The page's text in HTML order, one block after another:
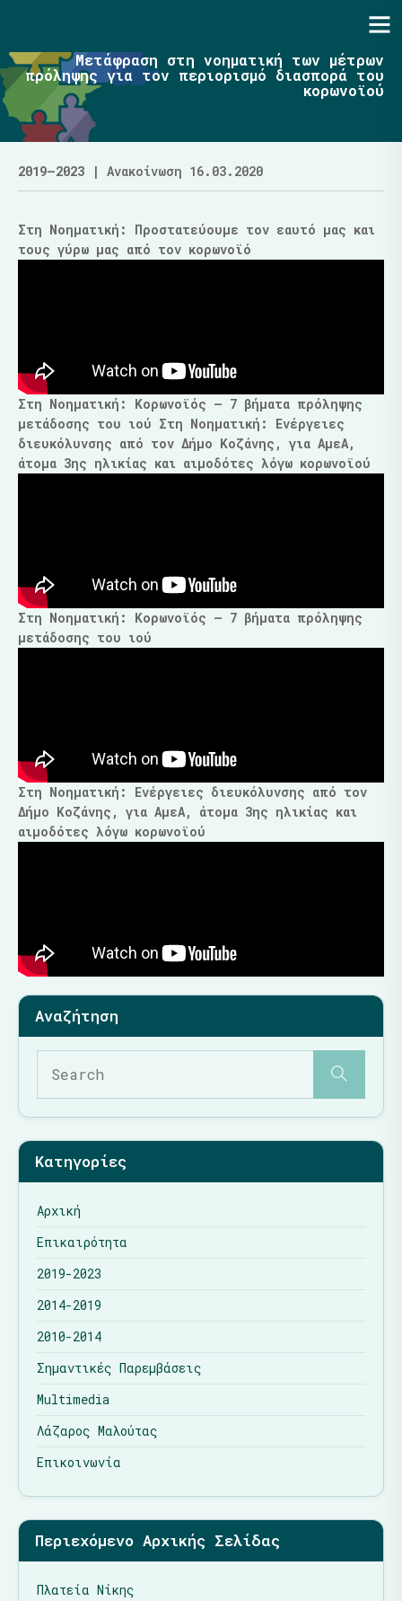
Μετάφραση στη νοηματική των μέτρων
πρόληψης για τον περιορισμό διασπορά του
κορωνοϊού
2019–2023 | Ανακοίνωση 16.03.2020
Στη Νοηματική: Προστατεύουμε τον εαυτό μας και
τους γύρω μας από τον κορωνοϊό
Στη Νοηματική: Κορωνοϊός – 7 βήματα πρόληψης
μετάδοσης του ιού Στη Νοηματική: Ενέργειες
διευκόλυνσης από τον Δήμο Κοζάνης, για ΑμεΑ,
άτομα 3ης ηλικίας και αιμοδότες λόγω κορωνοϊού
Στη Νοηματική: Κορωνοϊός – 7 βήματα πρόληψης
μετάδοσης του ιού
Στη Νοηματική: Ενέργειες διευκόλυνσης από τον
Δήμο Κοζάνης, για ΑμεΑ, άτομα 3ης ηλικίας και
αιμοδότες λόγω κορωνοϊού
Κατηγορίες
Αρχική
Επικαιρότητα
2019-2023
2014-2019
2010-2014
Σημαντικές Παρεμβάσεις
Multimedia
Λάζαρος Μαλούτας
Επικοινωνία
Περιεχόμενο Αρχικής Σελίδας
Πλατεία Νίκης